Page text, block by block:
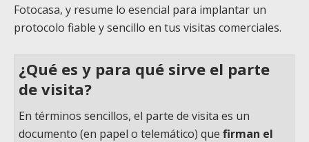
Fotocasa, y resume lo esencial para implantar un
protocolo fiable y sencillo en tus visitas comerciales.
¿Qué es y para qué sirve el parte
de visita?
En términos sencillos, el parte de visita es un
documento (en papel o telemático) quefirman el